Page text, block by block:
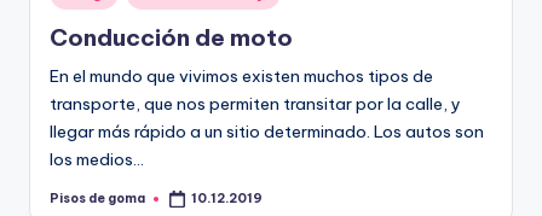
en
Conducción de moto
En el mundo que vivimos existen muchos tipos de
transporte, que nos permiten transitar por la calle, y
llegar más rápido a un sitio determinado. Los autos son
los medios…
Publicado
Pisos de goma 10.12.2019